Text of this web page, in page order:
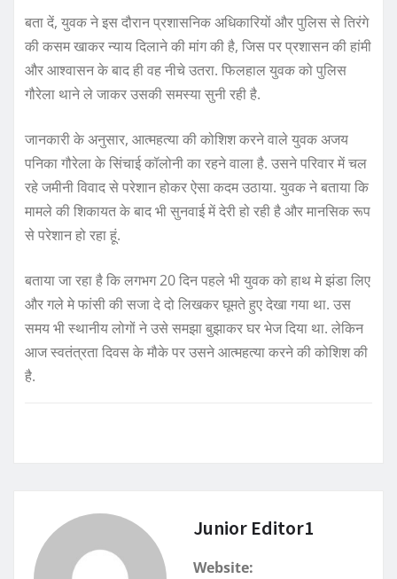
बता दें, युवक ने इस दौरान प्रशासनिक अधिकारियों और पुलिस से तिरंगे
की कसम खाकर न्याय दिलाने की मांग की है, जिस पर प्रशासन की हांमी
और आश्वासन के बाद ही वह नीचे उतरा. फिलहाल युवक को पुलिस
गौरेला थाने ले जाकर उसकी समस्या सुनी रही है.
जानकारी के अनुसार, आत्महत्या की कोशिश करने वाले युवक अजय
पनिका गौरेला के सिंचाई कॉलोनी का रहने वाला है. उसने परिवार में चल
रहे जमीनी विवाद से परेशान होकर ऐसा कदम उठाया. युवक ने बताया कि
मामले की शिकायत के बाद भी सुनवाई में देरी हो रही है और मानसिक रूप
से परेशान हो रहा हूं.
बताया जा रहा है कि लगभग 20 दिन पहले भी युवक को हाथ मे झंडा लिए
और गले मे फांसी की सजा दे दो लिखकर घूमते हुए देखा गया था. उस
समय भी स्थानीय लोगों ने उसे समझा बुझाकर घर भेज दिया था. लेकिन
आज स्वतंत्रता दिवस के मौके पर उसने आत्महत्या करने की कोशिश की
है.
Junior Editor1
Website: